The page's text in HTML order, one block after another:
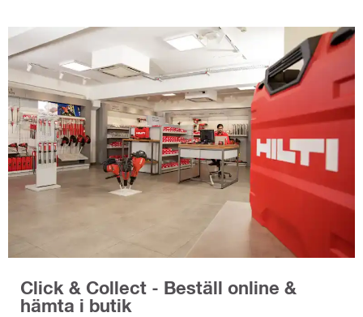
Click & Collect - Beställ online &
hämta i butik